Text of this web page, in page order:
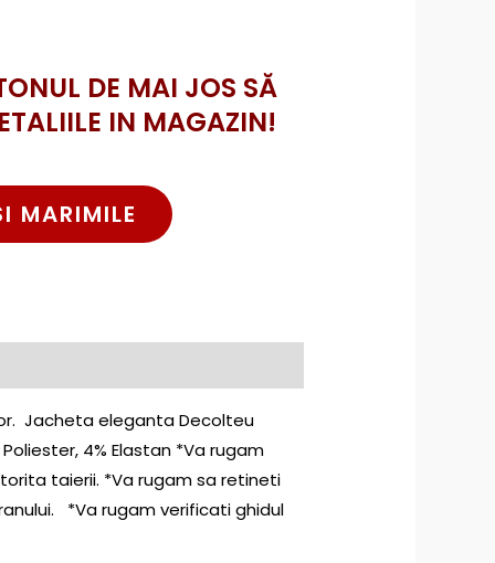
DE MAI JOS SĂ
IN MAGAZIN!
MARIMILE
Jacheta eleganta Decolteu
4% Elastan *Va rugam
taierii. *Va rugam sa retineti
*Va rugam verificati ghidul